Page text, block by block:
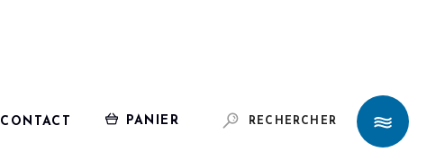
CONTACT PANIER RECHERCHER